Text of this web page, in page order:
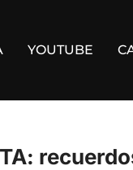
YOUTUBE